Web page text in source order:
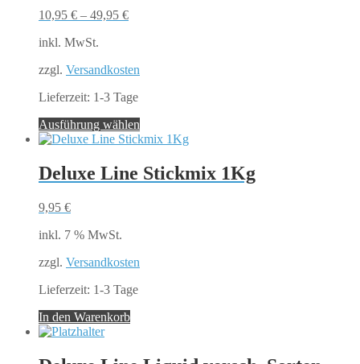
10,95 € – 49,95 €
inkl. MwSt.
zzgl. Versandkosten
Lieferzeit: 1-3 Tage
Ausführung wählen
Produkt
mehrere
Varianten
der
Deluxe Line Stickmix 1Kg
9,95 €
inkl. 7 % MwSt.
zzgl. Versandkosten
Lieferzeit: 1-3 Tage
In den Warenkorb